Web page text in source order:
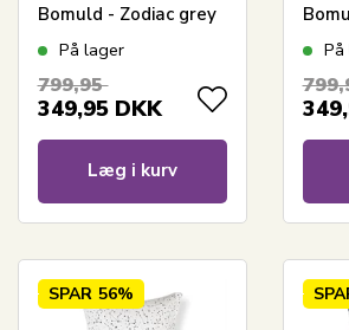
Bomuld - Zodiac grey
- Vendbart med
På lager
799,95
349,95 DKK
Læg i kurv
SPAR 56%